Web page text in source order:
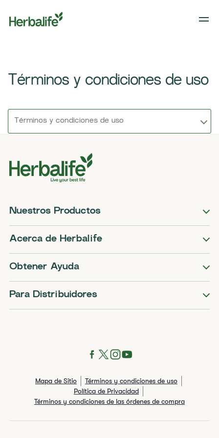
Términos y condiciones de uso
Términos y condiciones de uso
Nuestros Productos
Acerca de Herbalife
Obtener Ayuda
Para Distribuidores
Mapa de Sitio
Términos y condiciones de uso
Política de Privacidad
Términos y condiciones de las órdenes de compra